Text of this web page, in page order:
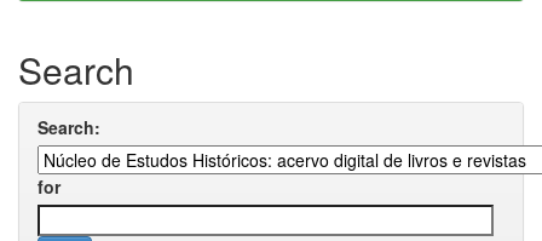
Search
Search:
for